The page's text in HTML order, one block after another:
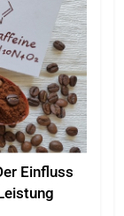
Einfluss